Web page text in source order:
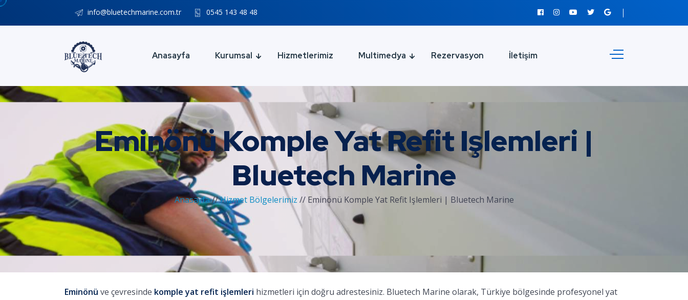
info@bluetechmarine.com.tr 0545 143 48 48
Anasayfa Kurumsal Hizmetlerimiz Multimedya Rezervasyon İletişim
Eminönü Komple Yat Refit Işlemleri |
Bluetech Marine
Anasayfa//Hizmet Bölgelerimiz // Eminönü Komple Yat Refit Işlemleri | Bluetech Marine
Eminönü ve çevresinde komple yat refit işlemleri hizmetleri için doğru adrestesiniz. Bluetech Marine olarak, Türkiye bölgesinde profesyonel yat